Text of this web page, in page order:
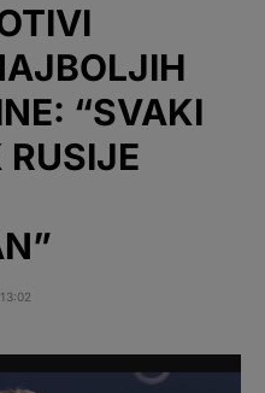
“SVAKI
RUSIJE